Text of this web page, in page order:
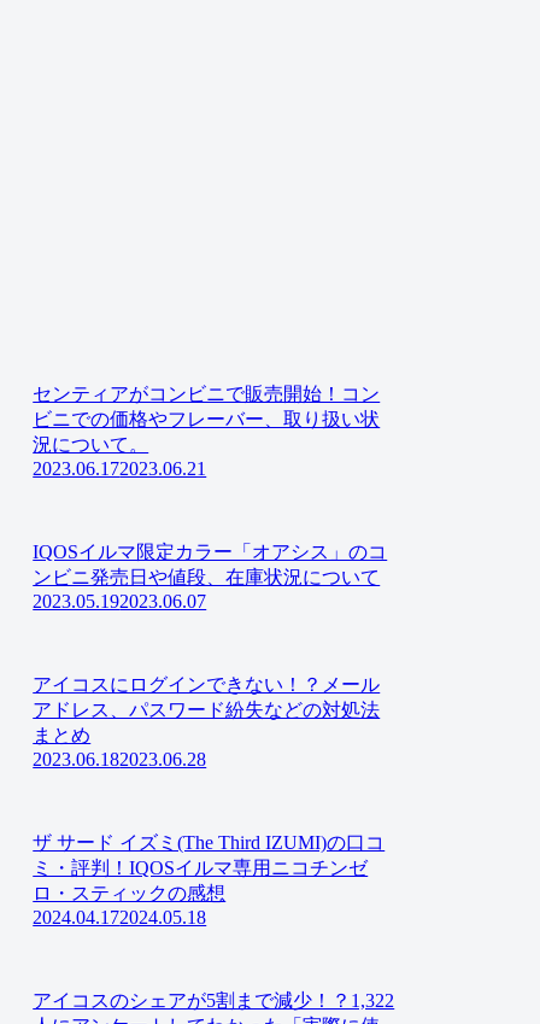
センティアがコンビニで販売開始！コン
ビニでの価格やフレーバー、取り扱い状
況について。
2023.06.172023.06.21
IQOSイルマ限定カラー「オアシス」のコ
ンビニ発売日や値段、在庫状況について
2023.05.192023.06.07
アイコスにログインできない！？メール
アドレス、パスワード紛失などの対処法
まとめ
2023.06.182023.06.28
ザ サード イズミ(The Third IZUMI)の口コ
ミ・評判！IQOSイルマ専用ニコチンゼ
ロ・スティックの感想
2024.04.172024.05.18
アイコスのシェアが5割まで減少！？1,322